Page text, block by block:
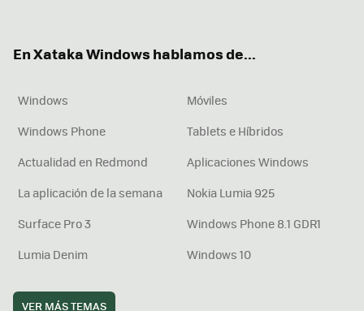
En Xataka Windows hablamos de...
Windows
Móviles
Windows Phone
Tablets e Híbridos
Actualidad en Redmond
Aplicaciones Windows
La aplicación de la semana
Nokia Lumia 925
Surface Pro 3
Windows Phone 8.1 GDR1
Lumia Denim
Windows 10
VER MÁS TEMAS